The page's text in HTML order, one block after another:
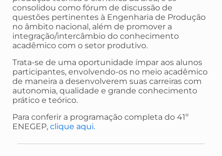
consolidou como fórum de discussão de
questões pertinentes à Engenharia de Produção
no âmbito nacional, além de promover a
integração/intercâmbio do conhecimento
acadêmico com o setor produtivo.
Trata-se de uma oportunidade ímpar aos alunos
participantes, envolvendo-os no meio acadêmico
de maneira a desenvolverem suas carreiras com
autonomia, qualidade e grande conhecimento
prático e teórico.
Para conferir a programação completa do 41º
ENEGEP, clique aqui.